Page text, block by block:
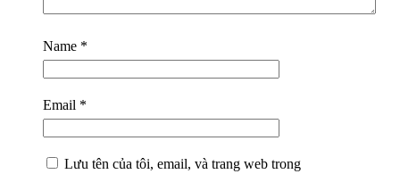
Name *
Email *
Lưu tên của tôi, email, và trang web trong